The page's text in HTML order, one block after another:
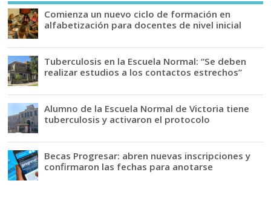
Comienza un nuevo ciclo de formación en
alfabetización para docentes de nivel inicial
Tuberculosis en la Escuela Normal: “Se deben
realizar estudios a los contactos estrechos”
Alumno de la Escuela Normal de Victoria tiene
tuberculosis y activaron el protocolo
Becas Progresar: abren nuevas inscripciones y
confirmaron las fechas para anotarse